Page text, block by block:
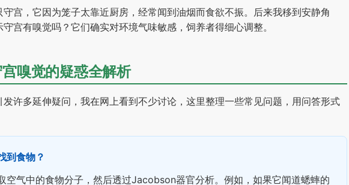
宫，它因为笼子太靠近厨房，经常闻到油烟而食欲不振。后来我移到安静角
宫有嗅觉吗？它们确实对环境气味敏感，饲养者得细心调整。
嗅觉的疑惑全解析
许多延伸疑问，我在网上看到不少讨论，这里整理一些常见问题，用问答形式
到食物？
空气中的食物分子，然后透过Jacobson器官分析。例如，如果它闻道蟋蟀的